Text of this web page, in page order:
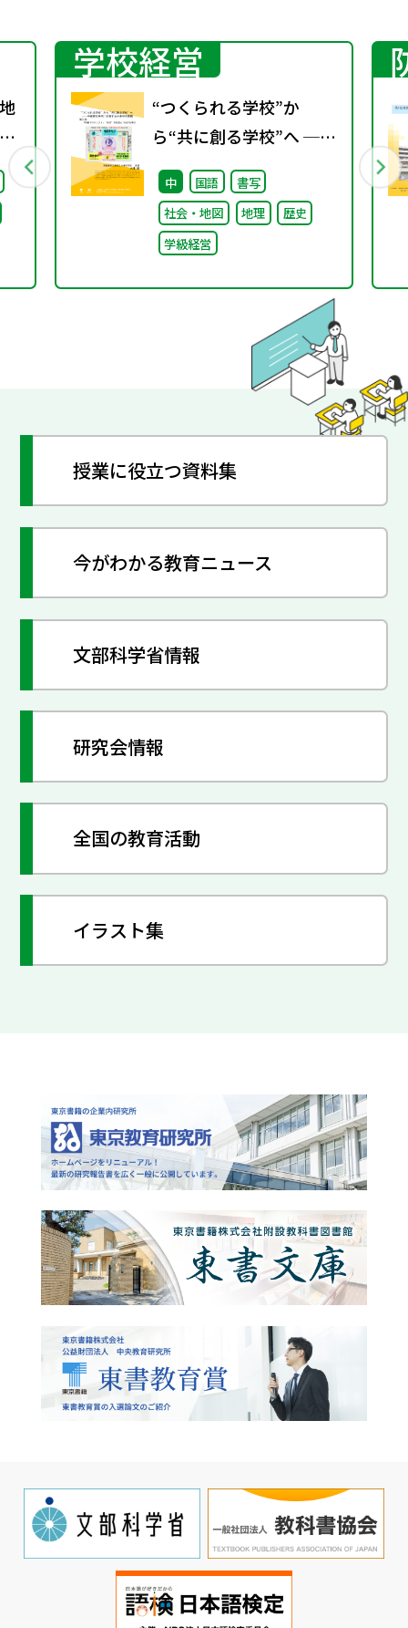
学校経営
“つくられる学校”か
ら“共に創る学校”へ ──
不確実な時代に応答する
小津中の実践 第三回
「共創プロジェク
ト」“好き”が社会とつな
がる学び
中 国語
書写
社会・地図
地理
歴史
学級経営
授業に役立つ資料集
今がわかる教育ニュース
文部科学省情報
研究会情報
全国の教育活動
イラスト集